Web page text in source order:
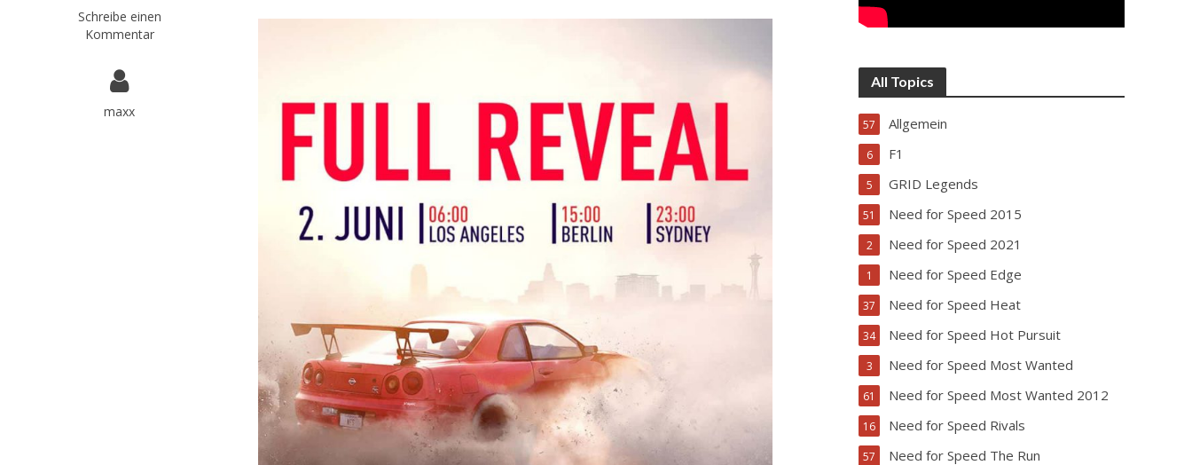
Schreibe einen
Kommentar
maxx
All Topics
Allgemein
57
F1
6
GRID Legends
5
Need for Speed 2015
51
Need for Speed 2021
2
Need for Speed Edge
1
Need for Speed Heat
37
Need for Speed Hot Pursuit
34
Need for Speed Most Wanted
3
Need for Speed Most Wanted 2012
61
Need for Speed Rivals
16
Need for Speed The Run
57